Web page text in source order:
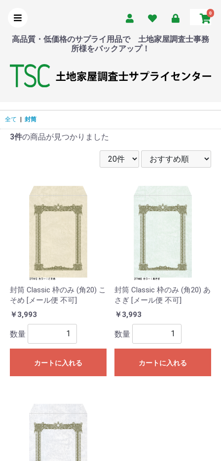
0
高品質・低価格のサプライ用品で 土地家屋調査士事務
所様をバックアップ！
全て | 封筒
3件の商品が見つかりました
封筒 Classic 枠のみ (角20) こ
そめ [メール便 不可]
￥3,993
数量
カートに入れる
封筒 Classic 枠のみ (角20) あ
さぎ [メール便 不可]
￥3,993
数量
カートに入れる